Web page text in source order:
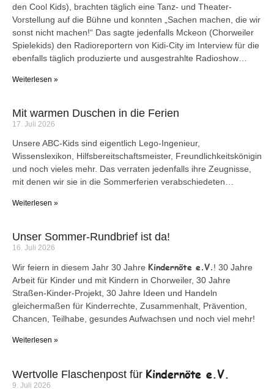
den Cool Kids), brachten täglich eine Tanz- und Theater-
Vorstellung auf die Bühne und konnten „Sachen machen, die wir
sonst nicht machen!“ Das sagte jedenfalls Mckeon (Chorweiler
Spielekids) den Radioreportern von Kidi-City im Interview für die
ebenfalls täglich produzierte und ausgestrahlte Radioshow…
Weiterlesen »
Mit warmen Duschen in die Ferien
17. Juli 2026
Unsere ABC-Kids sind eigentlich Lego-Ingenieur,
Wissenslexikon, Hilfsbereitschaftsmeister, Freundlichkeitskönigin
und noch vieles mehr. Das verraten jedenfalls ihre Zeugnisse,
mit denen wir sie in die Sommerferien verabschiedeten…
Weiterlesen »
Unser Sommer-Rundbrief ist da!
16. Juli 2026
Wir feiern in diesem Jahr 30 Jahre Kindernöte e.V.! 30 Jahre
Arbeit für Kinder und mit Kindern in Chorweiler, 30 Jahre
Straßen-Kinder-Projekt, 30 Jahre Ideen und Handeln
gleichermaßen für Kinderrechte, Zusammenhalt, Prävention,
Chancen, Teilhabe, gesundes Aufwachsen und noch viel mehr!
Weiterlesen »
Wertvolle Flaschenpost für Kindernöte e.V.
9. Juli 2026